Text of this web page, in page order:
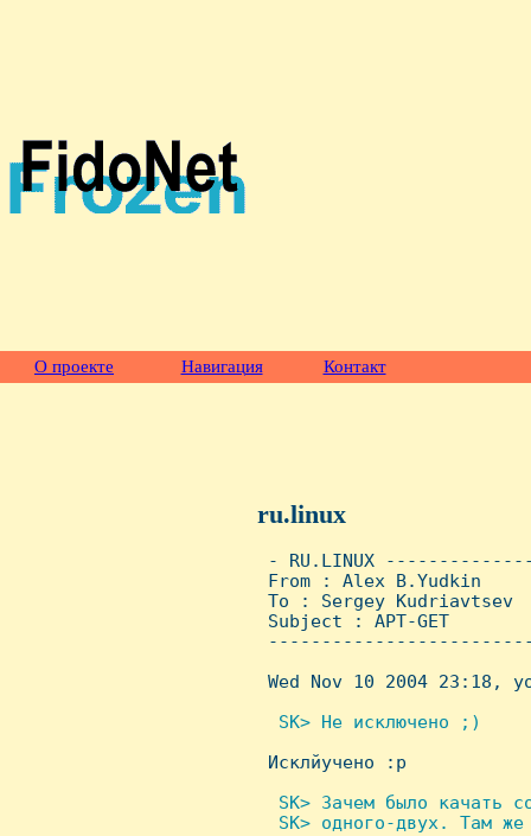
О проекте Навигация Контакт
ru.linux
- RU.LINUX
From : Alex B.Yudkin
To : Sergey Kudriavtsev
Subject : APT-GET
Wed Nov 10 2004 23:18,
SK> Hе исключено ;)
Исклйучено :р
SK> Зачем было качать
SK> одного-двух. Там же